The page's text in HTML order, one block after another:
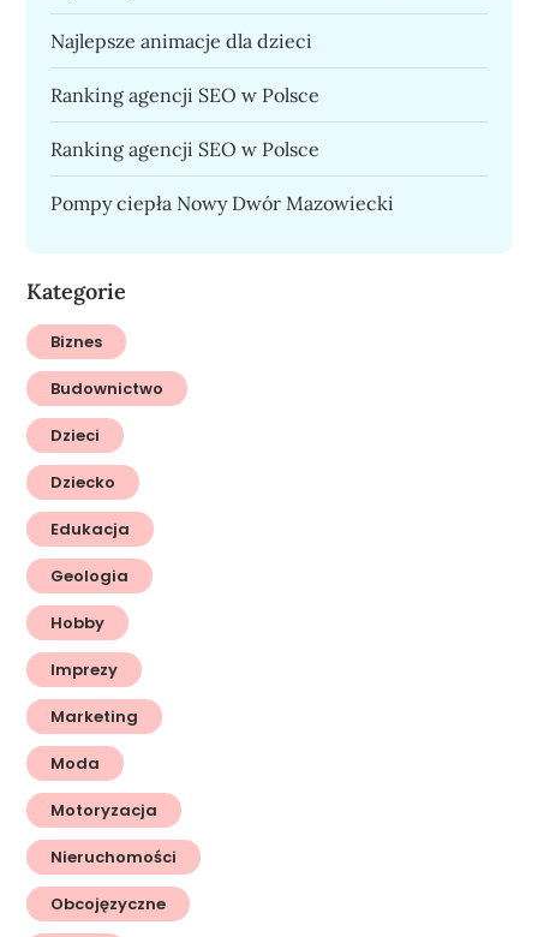
Najlepsze animacje dla dzieci
Ranking agencji SEO w Polsce
Ranking agencji SEO w Polsce
Pompy ciepła Nowy Dwór Mazowiecki
Kategorie
Biznes
Budownictwo
Dzieci
Dziecko
Edukacja
Geologia
Hobby
Imprezy
Marketing
Moda
Motoryzacja
Nieruchomości
Obcojęzyczne